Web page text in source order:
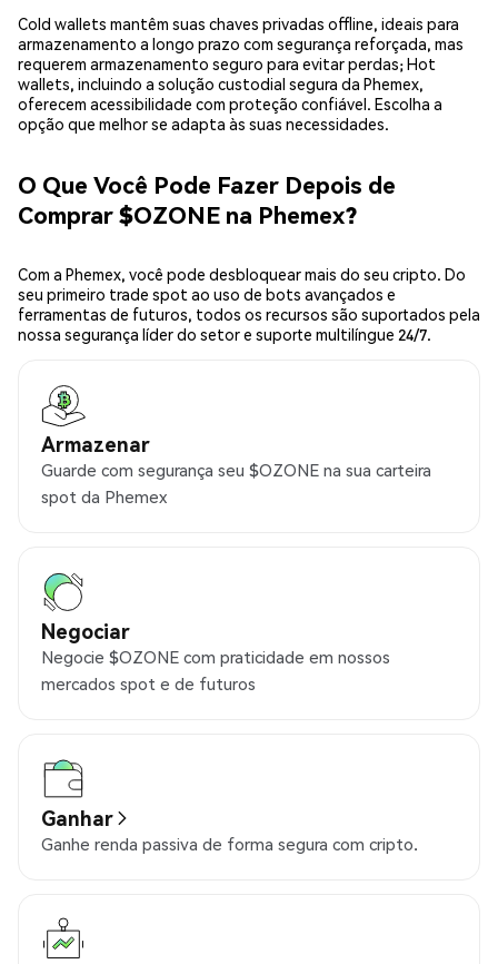
Cold wallets mantêm suas chaves privadas offline, ideais para
armazenamento a longo prazo com segurança reforçada, mas
requerem armazenamento seguro para evitar perdas; Hot
wallets, incluindo a solução custodial segura da Phemex,
oferecem acessibilidade com proteção confiável. Escolha a
opção que melhor se adapta às suas necessidades.
O Que Você Pode Fazer Depois de
Comprar $OZONE na Phemex?
Com a Phemex, você pode desbloquear mais do seu cripto. Do
seu primeiro trade spot ao uso de bots avançados e
ferramentas de futuros, todos os recursos são suportados pela
nossa segurança líder do setor e suporte multilíngue 24/7.
Armazenar
Guarde com segurança seu $OZONE na sua carteira
spot da Phemex
Negociar
Negocie $OZONE com praticidade em nossos
mercados spot e de futuros
Ganhar
Ganhe renda passiva de forma segura com cripto.